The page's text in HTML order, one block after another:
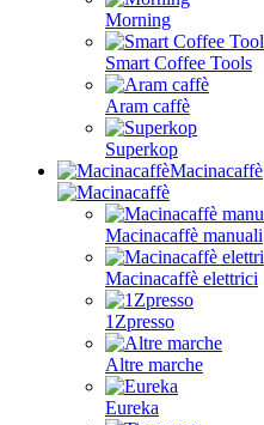
Morning
Smart Coffee Tools
Aram caffè
Superkop
Macinacaffè
Macinacaffè manuali
Macinacaffè elettrici
1Zpresso
Altre marche
Eureka